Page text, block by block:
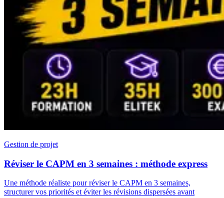
Gestion de projet
Réviser le CAPM en 3 semaines : méthode express
Une méthode réaliste pour réviser le CAPM en 3 semaines,
structurer vos priorités et éviter les révisions dispersées avant